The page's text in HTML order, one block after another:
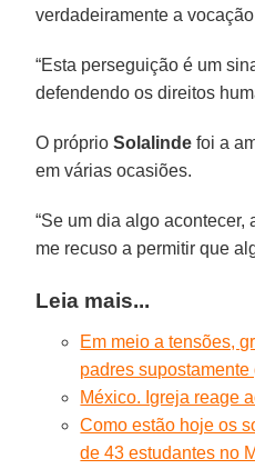
verdadeiramente a
“Esta perseguição é um
defendendo os direitos
O próprioSolalinde foi a
em várias ocasiões.
“Se um dia algo acontecer,
me recuso a permitir que
Leia mais...
Em meio a tensões,
padres supostamente
México. Igreja reage
Como estão hoje os
de 43 estudantes no